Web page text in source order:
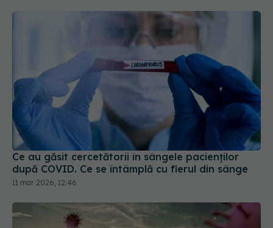
Ce au găsit cercetătorii în sângele pacienților
după COVID. Ce se întâmplă cu fierul din sânge
11 mar 2026, 12:46